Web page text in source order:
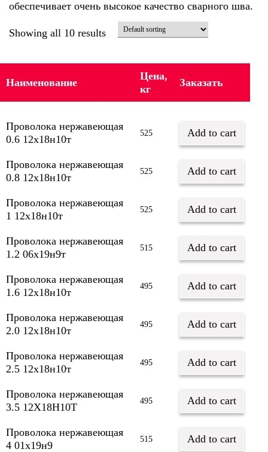
обеспечивает очень высокое качество сварного шва.
Showing all 10 results
Наименование
Цена,
кг
Заказать
Проволока нержавеющая
0.6 12х18н10т
525 Add to cart
Проволока нержавеющая
0.8 12х18н10т
525 Add to cart
Проволока нержавеющая
1 12х18н10т
525 Add to cart
Проволока нержавеющая
1.2 06х19н9т
515 Add to cart
Проволока нержавеющая
1.6 12х18н10т
495 Add to cart
Проволока нержавеющая
2.0 12х18н10т
495 Add to cart
Проволока нержавеющая
2.5 12х18н10т
495 Add to cart
Проволока нержавеющая
3.5 12Х18Н10Т
495 Add to cart
Проволока нержавеющая
4 01х19н9
515 Add to cart